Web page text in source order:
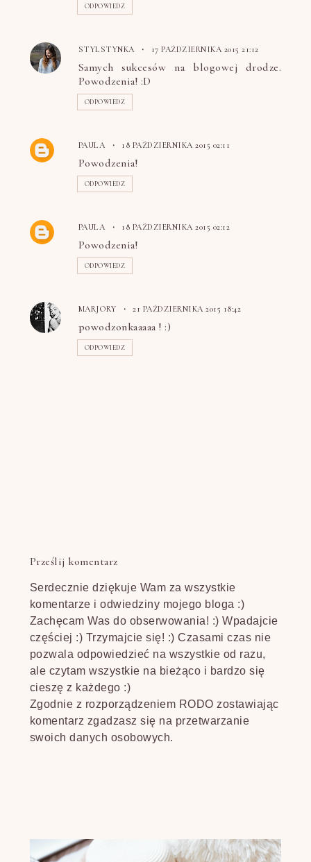
ODPOWIEDZ
STYLSTYNKA 17 PAŹDZIERNIKA 2015 21:12
Samych sukcesów na blogowej drodze.
Powodzenia! :D
ODPOWIEDZ
PAULA 18 PAŹDZIERNIKA 2015 02:11
Powodzenia!
ODPOWIEDZ
PAULA 18 PAŹDZIERNIKA 2015 02:12
Powodzenia!
ODPOWIEDZ
MARJORY 21 PAŹDZIERNIKA 2015 18:42
powodzonkaaaaa ! :)
ODPOWIEDZ
Prześlij komentarz
Serdecznie dziękuje Wam za wszystkie
komentarze i odwiedziny mojego bloga :)
Zachęcam Was do obserwowania! :) Wpadajcie
częściej :) Trzymajcie się! :) Czasami czas nie
pozwala odpowiedzieć na wszystkie od razu,
ale czytam wszystkie na bieżąco i bardzo się
cieszę z każdego :)
Zgodnie z rozporządzeniem RODO zostawiając
komentarz zgadzasz się na przetwarzanie
swoich danych osobowych.